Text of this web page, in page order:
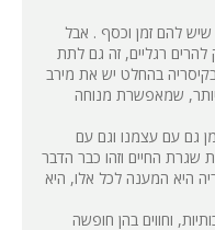
להם זמן וכסף . אבל
רגליים, זה גם לתת
בהחלט יש את מירב
שמאפשרת מנוחה
גם עם עצמנו וגם עם
שגרת החיים וזהו כבר הדבר
היא המענה לכל אלו, היא
וחווים בהן חופשה